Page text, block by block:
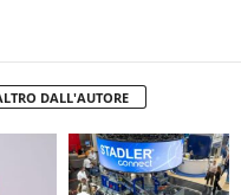
DALL'AUTORE